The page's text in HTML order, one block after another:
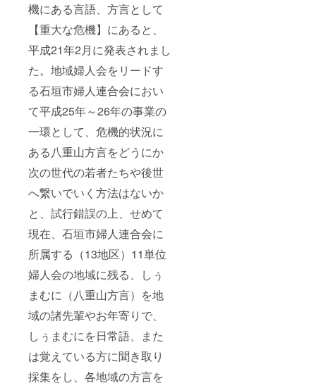
機にある言語、方言として
【重大な危機】にあると、
平成21年2月に発表されまし
た。地域婦人会をリードす
る石垣市婦人連合会におい
て平成25年～26年の事業の
一環として、危機的状況に
ある八重山方言をどうにか
次の世代の若者たちや後世
へ繋いでいく方法はないか
と、試行錯誤の上、せめて
現在、石垣市婦人連合会に
所属する（13地区）11単位
婦人会の地域に残る、しぅ
まむに（八重山方言）を地
域の諸先輩やお年寄りで、
しぅまむにを日常語、また
は覚えている方に聞き取り
採集をし、各地域の方言を